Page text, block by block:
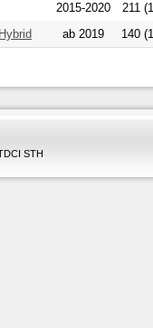
2015-2020
211
ab 2019 140
STH